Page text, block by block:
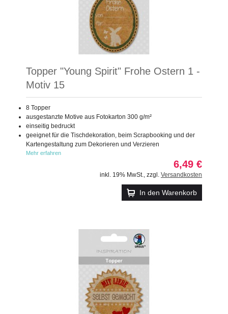
Topper "Young Spirit" Frohe Ostern 1 -
Motiv 15
8 Topper
ausgestanzte Motive aus Fotokarton 300 g/m²
einseitig bedruckt
geeignet für die Tischdekoration, beim Scrapbooking und der
Kartengestaltung zum Dekorieren und Verzieren
Mehr erfahren
6,49 €
inkl. 19% MwSt. zzgl. Versandkosten
In den Warenkorb